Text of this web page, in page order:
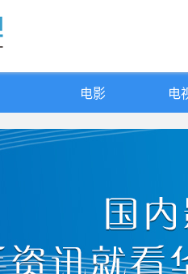
电影 电